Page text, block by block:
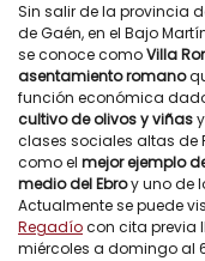
Sin salir de la provincia
de Gaén, en el Bajo
se conoce comoVilla
asentamiento romano
función económica
cultivo de olivos y viñas
clases sociales altas de
como el mejor ejemplo
medio del Ebroy uno de
Actualmente se puede
Regadíocon cita previa
miércoles a domingo al